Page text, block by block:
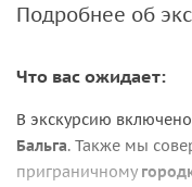
Подробнее об
Что вас ожидает:
В экскурсию
Бальга. Также мы
приграничному